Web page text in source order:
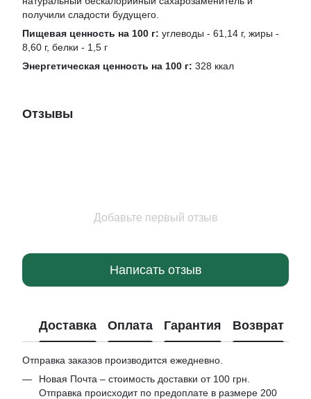
получили сладости будущего.
Пищевая ценность на 100 г: углеводы - 61,14 г, жиры -
8,60 г, белки - 1,5 г
Энергетическая ценность на 100 г: 328 ккал
Отзывы
Добавьте первый отзыв
Написать отзыв
Доставка Оплата Гарантия Возврат
Отправка заказов производится ежедневно.
Новая Почта – стоимость доставки от 100 грн.
Отправка происходит по предоплате в размере 200